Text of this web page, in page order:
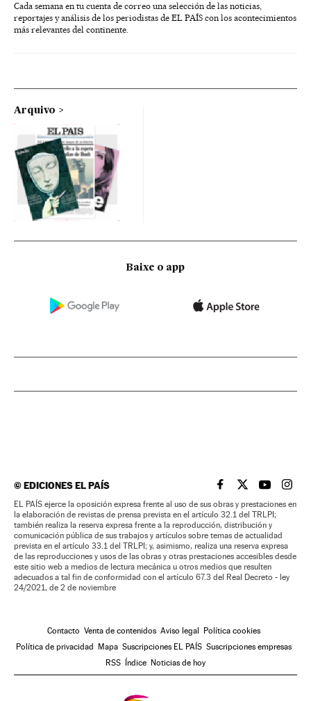
Cada semana en tu cuenta de correo una selección de las noticias,
reportajes y análisis de los periodistas de EL PAÍS con los acontecimientos
más relevantes del continente.
Arquivo
Baixe o app
©EDICIONES EL PAÍS EL PAÍS BRASIL EN
EL PAÍSEL PAÍS
EL
EL PAÍS ejerce la oposición expresa frente al uso de sus obras y prestaciones en
la elaboración de revistas de prensa prevista en el artículo 32.1 del TRLPI;
también realiza la reserva expresa frente a la reproducción, distribución y
comunicación pública de sus trabajos y artículos sobre temas de actualidad
prevista en el artículo 33.1 del TRLPI; y, asimismo, realiza una reserva expresa
de las reproducciones y usos de las obras y otras prestaciones accesibles desde
este sitio web a medios de lectura mecánica u otros medios que resulten
adecuados a tal fin de conformidad con el artículo 67.3 del Real Decreto - ley
24/2021, de 2 de noviembre
Contacto Venta de contenidos Aviso legal
Política cookies
Política de privacidad
Mapa Suscripciones EL PAÍS Suscripciones empresas
RSS
Índice Noticias de hoy